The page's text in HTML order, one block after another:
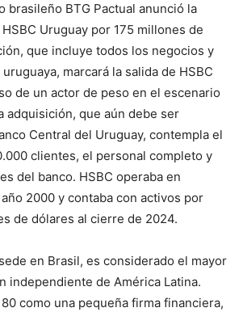
brasileño BTG Pactual anunció la
Uruguay por 175 millones de
que incluye todos los negocios y
marcará la salida de HSBC
de un actor de peso en el escenario
adquisición, que aún debe ser
Central del Uruguay, contempla el
clientes, el personal completo y
del banco. HSBC operaba en
2000 y contaba con activos por
de dólares al cierre de 2024.
en Brasil, es considerado el mayor
independiente de América Latina.
como una pequeña firma financiera,